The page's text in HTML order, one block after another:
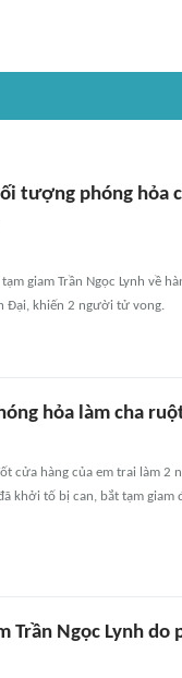
tượng phóng hỏa
giam Trần Ngọc Lynh về
Đại, khiến 2 người tử vong.
hỏa làm cha
cửa hàng của em trai làm
khởi tố bị can, bắt tạm
Trần Ngọc Lynh do